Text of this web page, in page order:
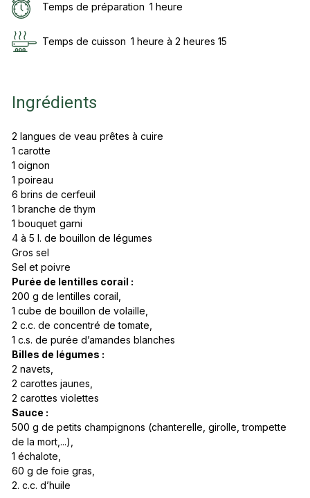
Temps de préparation 1 heure
Temps de cuisson 1 heure à 2 heures 15
Ingrédients
2 langues de veau prêtes à cuire
1 carotte
1 oignon
1 poireau
6 brins de cerfeuil
1 branche de thym
1 bouquet garni
4 à 5 l. de bouillon de légumes
Gros sel
Sel et poivre
Purée de lentilles corail :
200 g de lentilles corail,
1 cube de bouillon de volaille,
2 c.c. de concentré de tomate,
1 c.s. de purée d’amandes blanches
Billes de légumes :
2 navets,
2 carottes jaunes,
2 carottes violettes
Sauce :
500 g de petits champignons (chanterelle, girolle, trompette
de la mort,...),
1 échalote,
60 g de foie gras,
2. c.c. d’huile